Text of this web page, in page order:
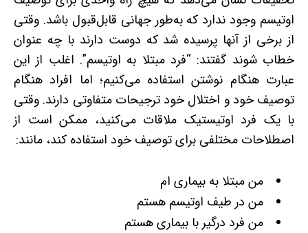
اوتیسم وجود ندارد که به‌طور جهانی قابل‌قبول باشد. وقتی
از برخی از آنها پرسیده شد که دوست دارند با چه عنوان
خطاب شوند گفتند: “فرد مبتلا به اوتیسم”. اغلب از این
عبارت هنگام نوشتن استفاده می‌کنیم؛ اما افراد هنگام
توصیف خود و اختلال خود ترجیحات متفاوتی دارند. وقتی
با یک فرد اوتیستیک ملاقات می‌کنید، ممکن است از
اصطلاحات مختلفی برای توصیف خود استفاده کند، مانند:
من مبتلا به بیماری ام
من در طیف اوتیسم هستم
من فرد درگیر با بیماری هستم